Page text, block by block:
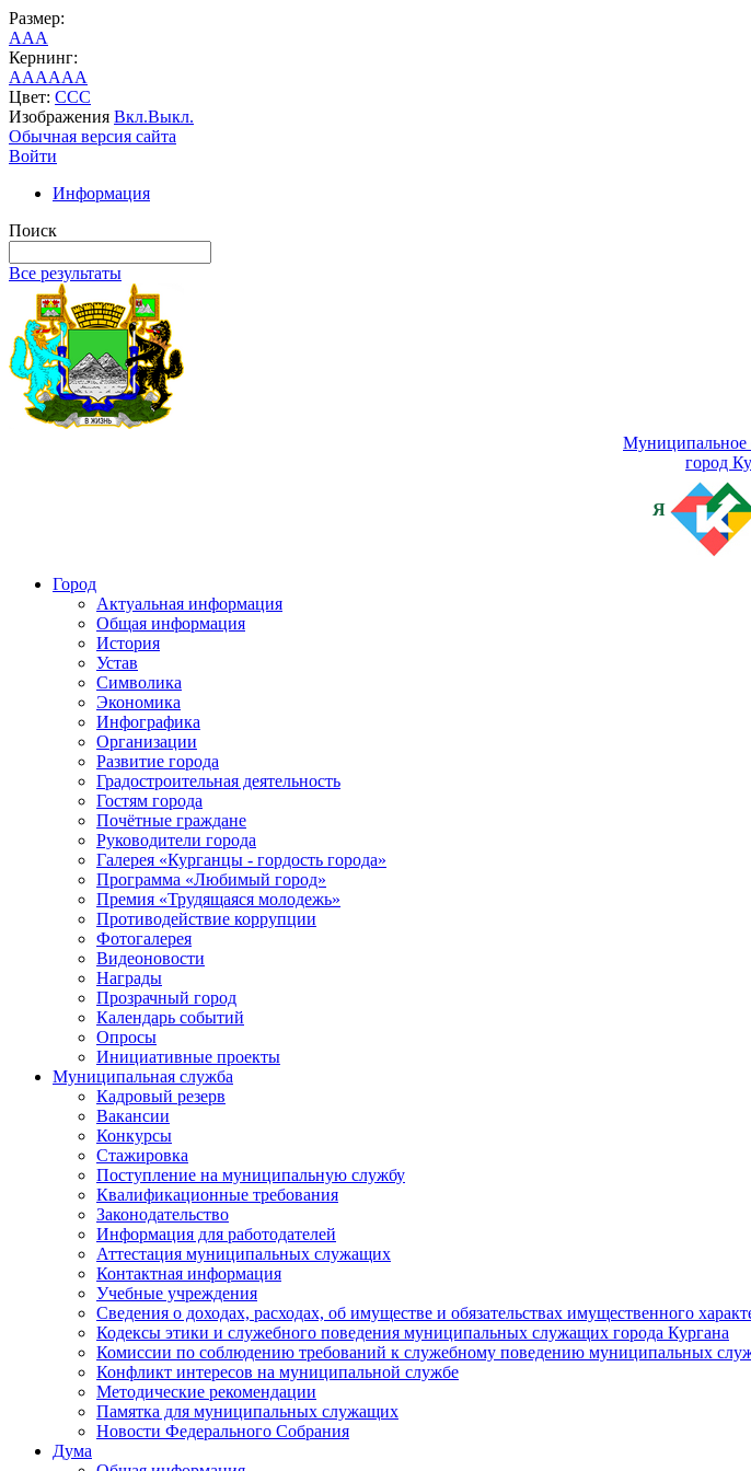
Размер:
AAA
Кернинг:
AAAAAA
Цвет: CCC
Изображения Вкл.Выкл.
Обычная версия сайта
Войти
Информация
Поиск
Все результаты
Муниципальное
город
Я
Город
Актуальная информация
Общая информация
История
Устав
Символика
Экономика
Инфографика
Организации
Развитие города
Градостроительная деятельность
Гостям города
Почётные граждане
Руководители города
Галерея «Курганцы - гордость города»
Программа «Любимый город»
Премия «Трудящаяся молодежь»
Противодействие коррупции
Фотогалерея
Видеоновости
Награды
Прозрачный город
Календарь событий
Опросы
Инициативные проекты
Муниципальная служба
Кадровый резерв
Вакансии
Конкурсы
Стажировка
Поступление на муниципальную службу
Квалификационные требования
Законодательство
Информация для работодателей
Аттестация муниципальных служащих
Контактная информация
Учебные учреждения
Сведения о доходах, расходах, об имуществе и обязательствах имущественного
Кодексы этики и служебного поведения муниципальных служащих города Кургана
Комиссии по соблюдению требований к служебному поведению муниципальных
Конфликт интересов на муниципальной службе
Методические рекомендации
Памятка для муниципальных служащих
Новости Федерального Cобрания
Дума